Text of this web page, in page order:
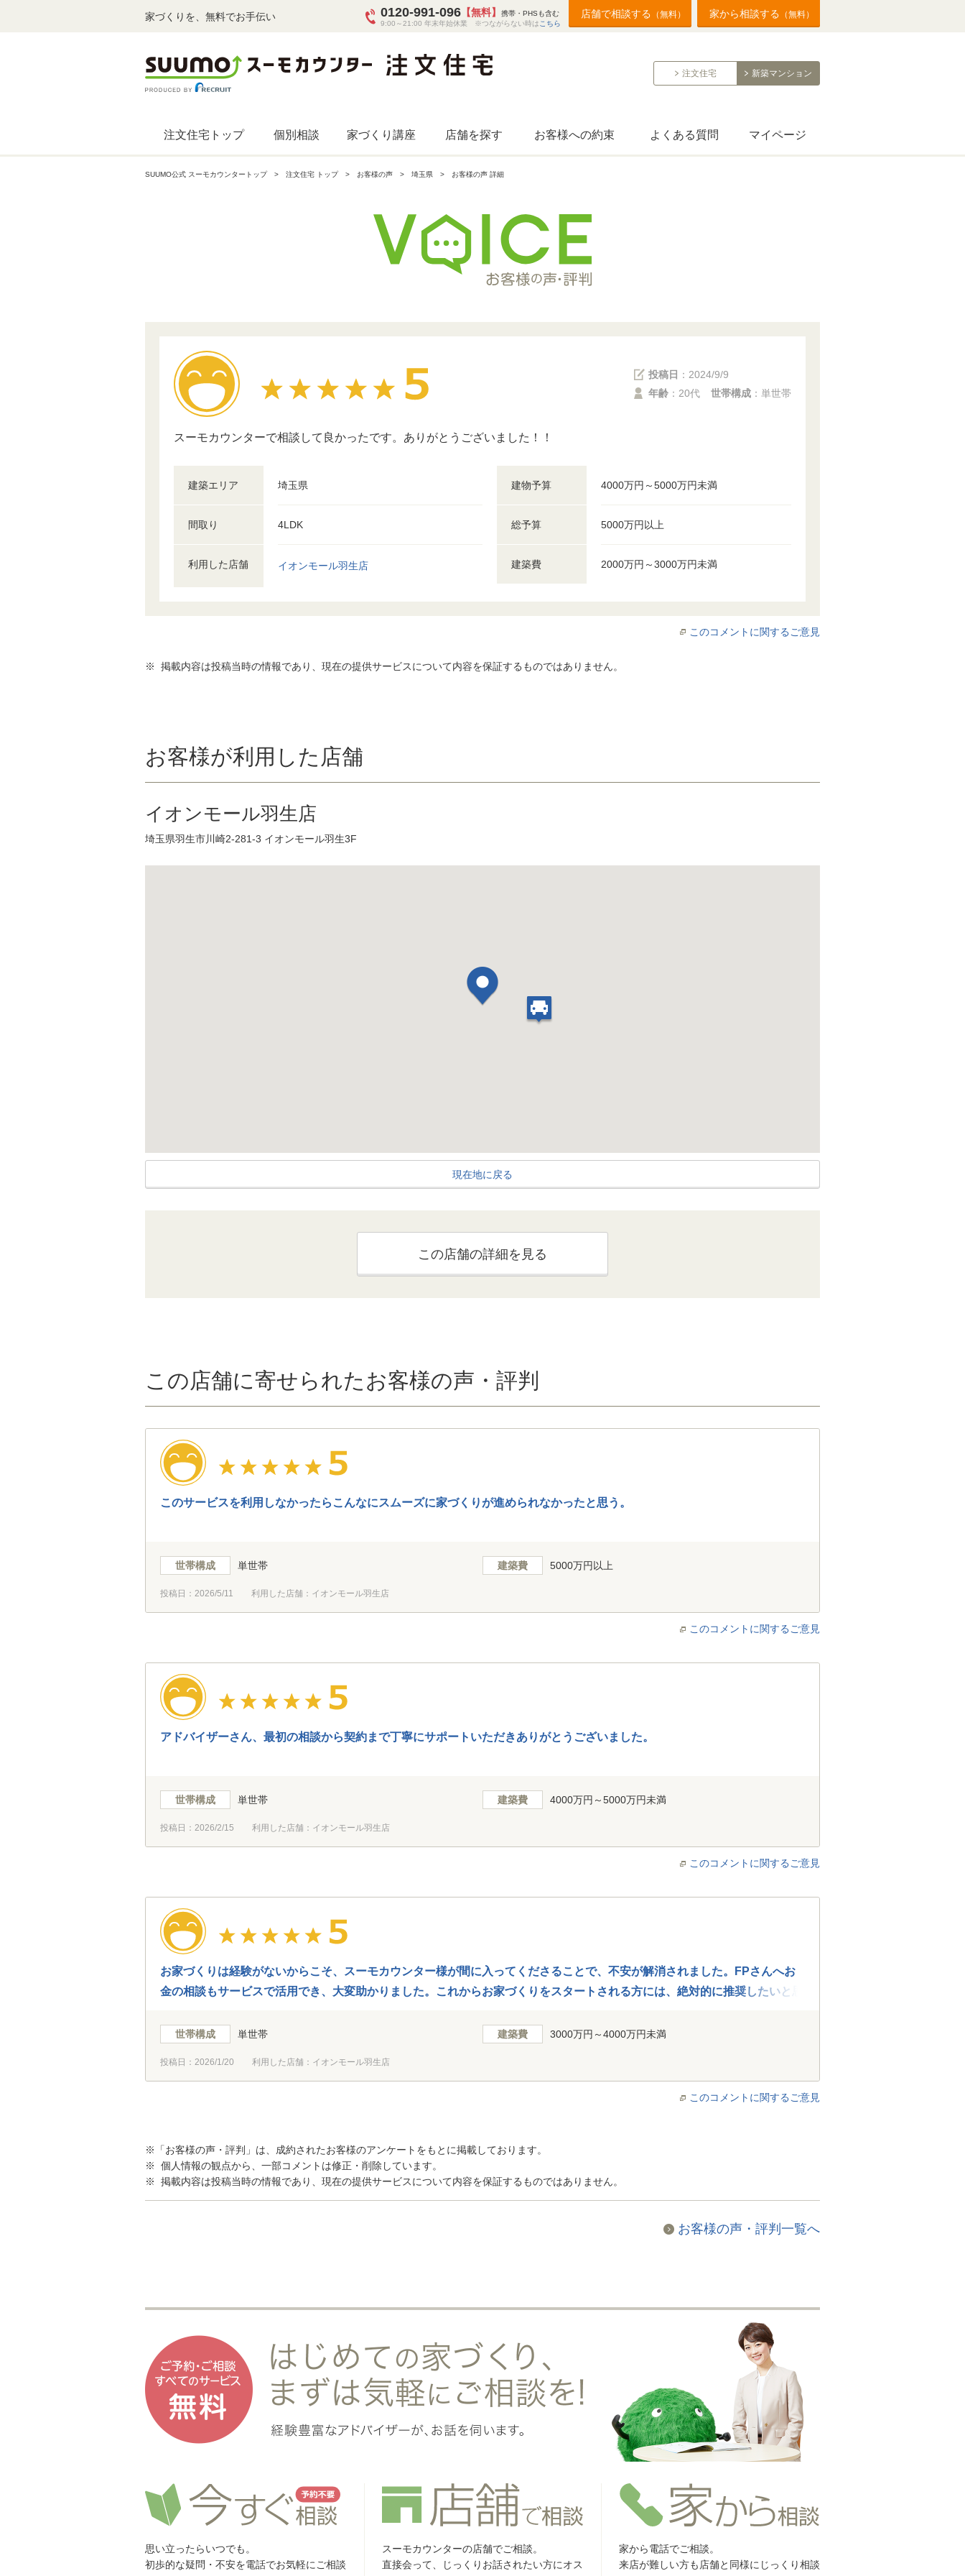
家づくりを、無料でお手伝い 0120-991-096 【無料】
携帯・PHSも含む
9:00～21:00 年末年始休業 ※つながらない時は こちら
店舗で相談する （無料） 家から相談する （無料）
注文住宅 新築マンション
注文住宅トップ 個別相談 家づくり講座 店舗を探す お客様への約束 よくある質問 マイページ
SUUMO公式 スーモカウンタートップ 注文住宅 トップ お客様の声 埼玉県 お客様の声 詳細
投稿日 ： 2024/9/9
年齢 ：20代 世帯構成 ：単世帯
スーモカウンターで相談して良かったです。ありがとうございました！！
建築エリア 埼玉県
間取り 4LDK
利用した店舗 イオンモール羽生店
建物予算 4000万円～5000万円未満
総予算 5000万円以上
建築費 2000万円～3000万円未満
このコメントに関するご意見
※ 掲載内容は投稿当時の情報であり、現在の提供サービスについて内容を保証するものではありません。
お客様が利用した店舗
イオンモール羽生店
埼玉県羽生市川崎2-281-3 イオンモール羽生3F
現在地に戻る
この店舗の詳細を見る
この店舗に寄せられたお客様の声・評判
このサービスを利用しなかったらこんなにスムーズに家づくりが進められなかったと思う。
世帯構成 単世帯 建築費 5000万円以上
投稿日： 2026/5/11 利用した店舗：イオンモール羽生店
このコメントに関するご意見
アドバイザーさん、最初の相談から契約まで丁寧にサポートいただきありがとうございました。
世帯構成 単世帯 建築費 4000万円～5000万円未満
投稿日： 2026/2/15 利用した店舗：イオンモール羽生店
このコメントに関するご意見
お家づくりは経験がないからこそ、スーモカウンター様が間に入ってくださることで、不安が解消されました。FPさんへお
金の相談もサービスで活用でき、大変助かりました。これからお家づくりをスタートされる方には、絶対的に推奨したいと思
世帯構成 単世帯 建築費 3000万円～4000万円未満
投稿日： 2026/1/20 利用した店舗：イオンモール羽生店
このコメントに関するご意見
※「お客様の声・評判」は、成約されたお客様のアンケートをもとに掲載しております。
※ 個人情報の観点から、一部コメントは修正・削除しています。
※ 掲載内容は投稿当時の情報であり、現在の提供サービスについて内容を保証するものではありません。
お客様の声・評判一覧へ
思い立ったらいつでも。
初歩的な疑問・不安を電話でお気軽にご相談
スーモカウンターの店舗でご相談。
直接会って、じっくりお話されたい方にオス
家から電話でご相談。
来店が難しい方も店舗と同様にじっくり相談